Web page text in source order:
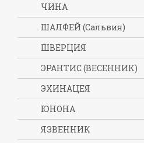
ЧИНА
ШАЛФЕЙ (Сальвия)
ШВЕРЦИЯ
ЭРАНТИС (ВЕСЕННИК)
ЭХИНАЦЕЯ
ЮНОНА
ЯЗВЕННИК